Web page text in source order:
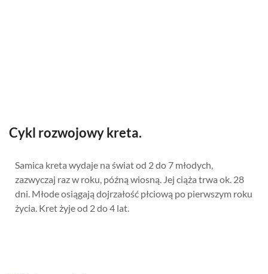
Cykl rozwojowy kreta.
Samica kreta wydaje na świat od 2 do 7 młodych,
zazwyczaj raz w roku, późną wiosną. Jej ciąża trwa ok. 28
dni. Młode osiągają dojrzałość płciową po pierwszym roku
życia. Kret żyje od 2 do 4 lat.